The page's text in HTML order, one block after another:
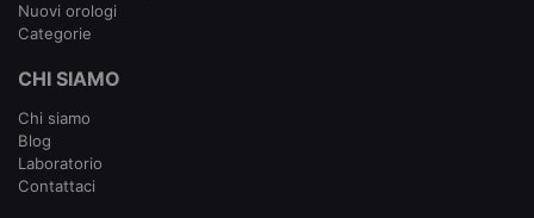
Nuovi orologi
Categorie
CHI SIAMO
Chi siamo
Blog
Laboratorio
Contattaci